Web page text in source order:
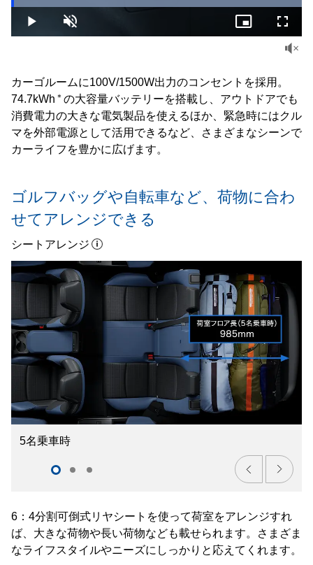
カーゴルームに100V/1500W出力のコンセントを採用。
74.7kWh ＊ の大容量バッテリーを搭載し、アウトドアでも
消費電力の大きな電気製品を使えるほか、緊急時にはクル
マを外部電源として活用できるなど、さまざまなシーンで
カーライフを豊かに広げます。
Play Unmute
100.00%
Picture-
in-
ゴルフバッグや自転車など、荷物に合わ
せてアレンジできる
シートアレンジ
6：4分割可倒式リヤシートを使って荷室をアレンジすれ
ば、大きな荷物や長い荷物なども載せられます。さまざま
なライフスタイルやニーズにしっかりと応えてくれます。
5名乗車時